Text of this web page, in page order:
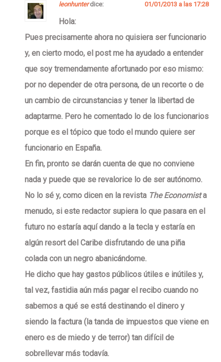
leonhunter dice: 01/01/2013 a las 17:28
Hola:
Pues precisamente ahora no quisiera ser funcionario
y, en cierto modo, el post me ha ayudado a entender
que soy tremendamente afortunado por eso mismo:
por no depender de otra persona, de un recorte o de
un cambio de circunstancias y tener la libertad de
adaptarme. Pero he comentado lo de los funcionarios
porque es el tópico que todo el mundo quiere ser
funcionario en España.
En fin, pronto se darán cuenta de que no conviene
nada y puede que se revalorice lo de ser autónomo.
No lo sé y, como dicen en la revista The Economista
menudo, si este redactor supiera lo que pasara en el
futuro no estaría aquí dando a la tecla y estaría en
algún resort del Caribe disfrutando de una piña
colada con un negro abanicándome.
He dicho que hay gastos públicos útiles e inútiles y,
tal vez, fastidia aún más pagar el recibo cuando no
sabemos a qué se está destinando el dinero y
siendo la factura (la tanda de impuestos que viene en
enero es de miedo y de terror) tan difícil de
sobrellevar más todavía.